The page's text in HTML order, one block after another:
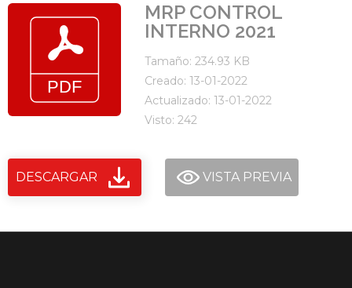
MRP CONTROL
INTERNO 2021
Tamaño: 234.93 KB
Creado: 13-01-2022
Actualizado: 13-01-2022
Visto: 242
DESCARGAR VISTA PREVIA